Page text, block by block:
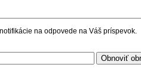
na odpovede na Váš príspevok.